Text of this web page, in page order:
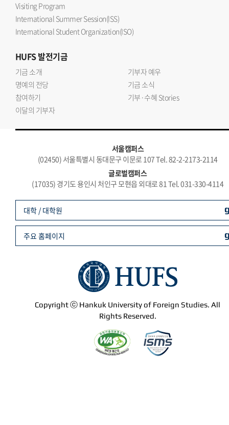
Visiting Program
International Summer Session(ISS)
International Student Organization(ISO)
HUFS발전기금
기금 소개
기부자 예우
명예의 전당
기금 소식
참여하기
기부·수혜 Stories
이달의 기부자
서울캠퍼스
(02450) 서울특별시 동대문구 이문로 107 Tel. 82-2-2173-2114
글로벌캠퍼스
(17035) 경기도 용인시 처인구 모현읍 외대로 81 Tel. 031-330-4114
Copyright ⓒ Hankuk University of Foreign Studies. All
Rights Reserved.
대학 / 대학원
주요 홈페이지